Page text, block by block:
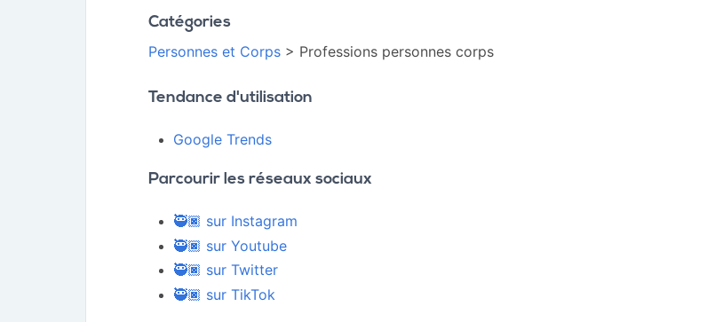
Catégories
Personnes et Corps > Professions personnes corps
Tendance d'utilisation
Google Trends
Parcourir les réseaux sociaux
🥷🏿 sur Instagram
🥷🏿 sur Youtube
🥷🏿 sur Twitter
🥷🏿 sur TikTok